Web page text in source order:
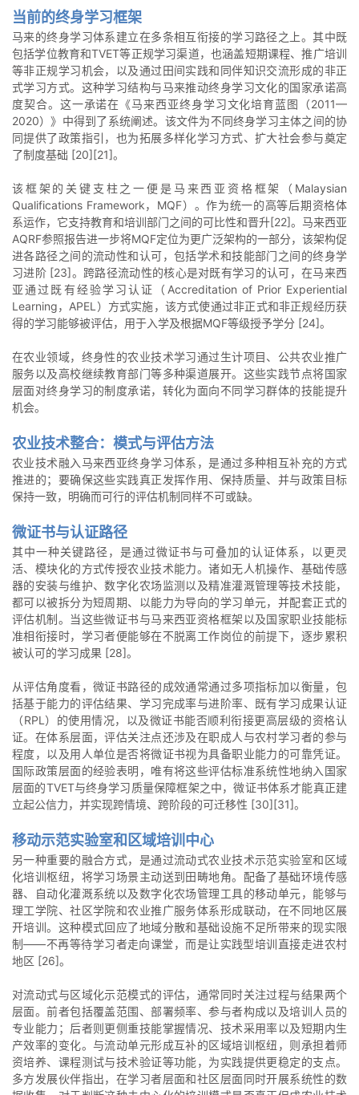
当前的终身学习框架
马来的终身学习体系建立在多条相互衔接的学习路径之上。其中既
包括学位教育和TVET等正规学习渠道，也涵盖短期课程、推广培训
等非正规学习机会，以及通过田间实践和同伴知识交流形成的非正
式学习方式。这种学习结构与马来推动终身学习文化的国家承诺高
度契合。这一承诺在《马来西亚终身学习文化培育蓝图（2011—
2020）》中得到了系统阐述。该文件为不同终身学习主体之间的协
同提供了政策指引，也为拓展多样化学习方式、扩大社会参与奠定
了制度基础 [20][21]。
该框架的关键支柱之一便是马来西亚资格框架（Malaysian
Qualifications Framework，MQF）。作为统一的高等后期资格体
系运作，它支持教育和培训部门之间的可比性和晋升[22]。马来西亚
AQRF参照报告进一步将MQF定位为更广泛架构的一部分，该架构促
进各路径之间的流动性和认可，包括学术和技能部门之间的终身学
习进阶 [23]。跨路径流动性的核心是对既有学习的认可，在马来西
亚通过既有经验学习认证（Accreditation of Prior Experiential
Learning，APEL）方式实施，该方式使通过非正式和非正规经历获
得的学习能够被评估，用于入学及根据MQF等级授予学分 [24]。
在农业领域，终身性的农业技术学习通过生计项目、公共农业推广
服务以及高校继续教育部门等多种渠道展开。这些实践节点将国家
层面对终身学习的制度承诺，转化为面向不同学习群体的技能提升
机会。
农业技术整合：模式与评估方法
农业技术融入马来西亚终身学习体系，是通过多种相互补充的方式
推进的；要确保这些实践真正发挥作用、保持质量、并与政策目标
保持一致，明确而可行的评估机制同样不可或缺。
微证书与认证路径
其中一种关键路径，是通过微证书与可叠加的认证体系，以更灵
活、模块化的方式传授农业技术能力。诸如无人机操作、基础传感
器的安装与维护、数字化农场监测以及精准灌溉管理等技术技能，
都可以被拆分为短周期、以能力为导向的学习单元，并配套正式的
评估机制。当这些微证书与马来西亚资格框架以及国家职业技能标
准相衔接时，学习者便能够在不脱离工作岗位的前提下，逐步累积
被认可的学习成果 [28]。
从评估角度看，微证书路径的成效通常通过多项指标加以衡量，包
括基于能力的评估结果、学习完成率与进阶率、既有学习成果认证
（RPL）的使用情况，以及微证书能否顺利衔接更高层级的资格认
证。在体系层面，评估关注点还涉及在职成人与农村学习者的参与
程度，以及用人单位是否将微证书视为具备职业能力的可靠凭证。
国际政策层面的经验表明，唯有将这些评估标准系统性地纳入国家
层面的TVET与终身学习质量保障框架之中，微证书体系才能真正建
立起公信力，并实现跨情境、跨阶段的可迁移性 [30][31]。
移动示范实验室和区域培训中心
另一种重要的融合方式，是通过流动式农业技术示范实验室和区域
化培训枢纽，将学习场景主动送到田畴地角。配备了基础环境传感
器、自动化灌溉系统以及数字化农场管理工具的移动单元，能够与
理工学院、社区学院和农业推广服务体系形成联动，在不同地区展
开培训。这种模式回应了地域分散和基础设施不足所带来的现实限
制——不再等待学习者走向课堂，而是让实践型培训直接走进农村
地区 [26]。
对流动式与区域化示范模式的评估，通常同时关注过程与结果两个
层面。前者包括覆盖范围、部署频率、参与者构成以及培训人员的
专业能力；后者则更侧重技能掌握情况、技术采用率以及短期内生
产效率的变化。与流动单元形成互补的区域培训枢纽，则承担着师
资培养、课程测试与技术验证等功能，为实践提供更稳定的支点。
多方发展伙伴指出，在学习者层面和社区层面同时开展系统性的数